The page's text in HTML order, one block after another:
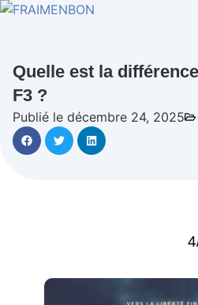
Quelle est la
F3 ?
Publié le décembre 24, 2025